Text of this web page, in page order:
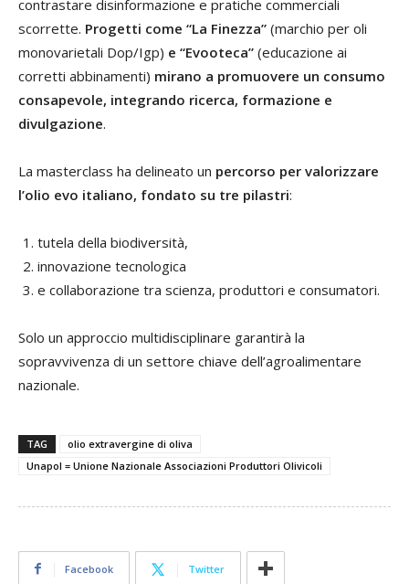
contrastare disinformazione e pratiche commerciali
scorrette. Progetti come “La Finezza” (marchio per oli
monovarietali Dop/Igp) e “Evooteca” (educazione ai
corretti abbinamenti) mirano a promuovere un consumo
consapevole, integrando ricerca, formazione e
divulgazione.
La masterclass ha delineato un percorso per valorizzare
l’olio evo italiano, fondato su tre pilastri:
tutela della biodiversità,
innovazione tecnologica
e collaborazione tra scienza, produttori e consumatori.
Solo un approccio multidisciplinare garantirà la
sopravvivenza di un settore chiave dell’agroalimentare
nazionale.
TAG
olio extravergine di oliva
Unapol = Unione Nazionale Associazioni Produttori Olivicoli
Facebook Twitter